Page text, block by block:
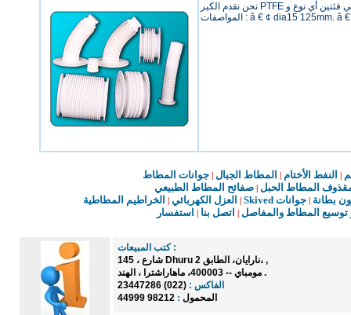
نحن نقدم الكير PTFE في فئتين أي نوع وPTFE PTFE معززة أسلاك الفولاذ المقاوم للصدأ. وهذه مقاومة جيدة ضد أي حل، ويمكن محني بحرية.
| النفط الأختام | المطاط الجبال | جوانات المطاط
المطاط الحبل | صفائح المطاط الطبيعي
العزل الكهربائي | الخراطيم المطاطية | Skived بطانة | جوانات
توسيع المطاط و المفاصل | اتصل بنا | استفسار
كتب المبيعات
:
145 ، شارع Dhuru نارايان، الطابق 2 ، ,
مومباي -- 400003، ماهاراشترا ، الهند
.
الفاكس : (022) 23447286
المحمول :